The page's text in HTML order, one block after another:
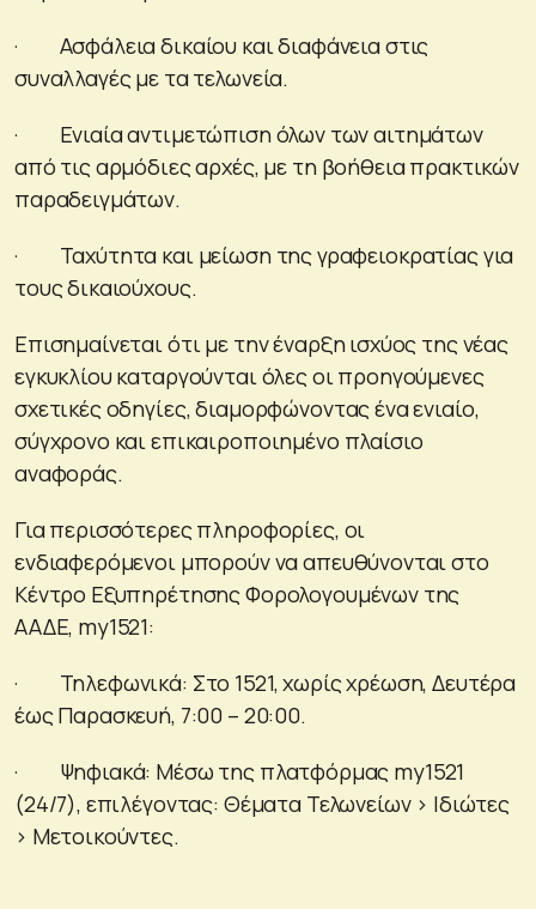
· Ασφάλεια δικαίου και διαφάνεια στις
συναλλαγές με τα τελωνεία.
· Ενιαία αντιμετώπιση όλων των αιτημάτων
από τις αρμόδιες αρχές, με τη βοήθεια πρακτικών
παραδειγμάτων.
· Ταχύτητα και μείωση της γραφειοκρατίας για
τους δικαιούχους.
Επισημαίνεται ότι με την έναρξη ισχύος της νέας
εγκυκλίου καταργούνται όλες οι προηγούμενες
σχετικές οδηγίες, διαμορφώνοντας ένα ενιαίο,
σύγχρονο και επικαιροποιημένο πλαίσιο
αναφοράς.
Για περισσότερες πληροφορίες, οι
ενδιαφερόμενοι μπορούν να απευθύνονται στο
Κέντρο Εξυπηρέτησης Φορολογουμένων της
ΑΑΔΕ, my1521:
· Τηλεφωνικά: Στο 1521, χωρίς χρέωση, Δευτέρα
έως Παρασκευή, 7:00 – 20:00.
· Ψηφιακά: Μέσω της πλατφόρμας my1521
(24/7), επιλέγοντας: Θέματα Τελωνείων > Ιδιώτες
> Μετοικούντες.